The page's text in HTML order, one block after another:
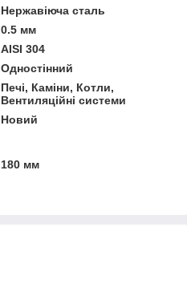
Нержавіюча сталь
0.5 мм
AISI 304
Одностінний
Печі, Каміни, Котли,
Вентиляційні системи
Новий
180 мм